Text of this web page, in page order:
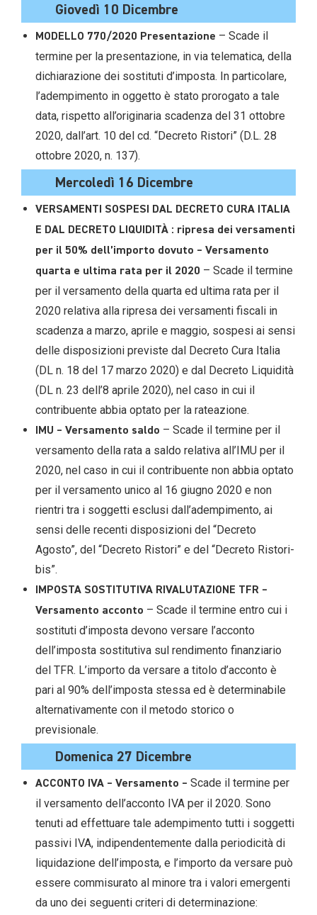
Giovedì 10 Dicembre
MODELLO 770/2020 Presentazione – Scade il
termine per la presentazione, in via telematica, della
dichiarazione dei sostituti d’imposta. In particolare,
l’adempimento in oggetto è stato prorogato a tale
data, rispetto all’originaria scadenza del 31 ottobre
2020, dall’art. 10 del cd. “Decreto Ristori” (D.L. 28
ottobre 2020, n. 137).
Mercoledì 16 Dicembre
VERSAMENTI SOSPESI DAL DECRETO CURA ITALIA
E DAL DECRETO LIQUIDITÀ : ripresa dei versamenti
per il 50% dell’importo dovuto – Versamento
quarta e ultima rata per il 2020 – Scade il termine
per il versamento della quarta ed ultima rata per il
2020 relativa alla ripresa dei versamenti fiscali in
scadenza a marzo, aprile e maggio, sospesi ai sensi
delle disposizioni previste dal Decreto Cura Italia
(DL n. 18 del 17 marzo 2020) e dal Decreto Liquidità
(DL n. 23 dell’8 aprile 2020), nel caso in cui il
contribuente abbia optato per la rateazione.
IMU – Versamento saldo – Scade il termine per il
versamento della rata a saldo relativa all’IMU per il
2020, nel caso in cui il contribuente non abbia optato
per il versamento unico al 16 giugno 2020 e non
rientri tra i soggetti esclusi dall’adempimento, ai
sensi delle recenti disposizioni del “Decreto
Agosto”, del “Decreto Ristori” e del “Decreto Ristori-
bis”.
IMPOSTA SOSTITUTIVA RIVALUTAZIONE TFR –
Versamento acconto – Scade il termine entro cui i
sostituti d’imposta devono versare l’acconto
dell’imposta sostitutiva sul rendimento finanziario
del TFR. L’importo da versare a titolo d’acconto è
pari al 90% dell’imposta stessa ed è determinabile
alternativamente con il metodo storico o
previsionale.
Domenica 27 Dicembre
ACCONTO IVA – Versamento – Scade il termine per
il versamento dell’acconto IVA per il 2020. Sono
tenuti ad effettuare tale adempimento tutti i soggetti
passivi IVA, indipendentemente dalla periodicità di
liquidazione dell’imposta, e l’importo da versare può
essere commisurato al minore tra i valori emergenti
da uno dei seguenti criteri di determinazione: